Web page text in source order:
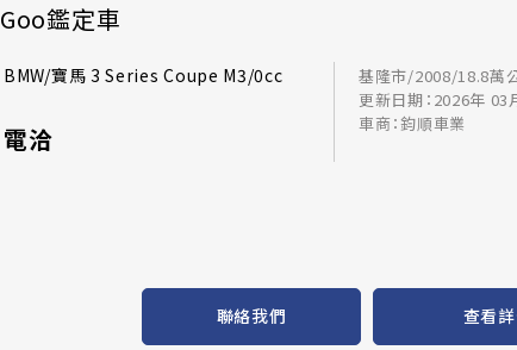
Goo鑑定車
BMW/寶馬 3 Series Coupe M3/0cc
電洽
基隆市/2008/18.8萬
更新日期：2026年 03
車商：鈞順車業
聯絡我們 查看